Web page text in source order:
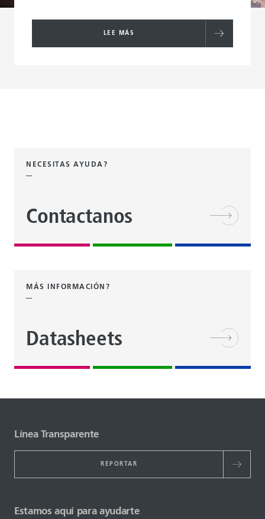
LEE MÁS
NECESITAS AYUDA?
Contactanos
MÁS INFORMACIÓN?
Datasheets
Línea Transparente
REPORTAR
Estamos aquí para ayudarte